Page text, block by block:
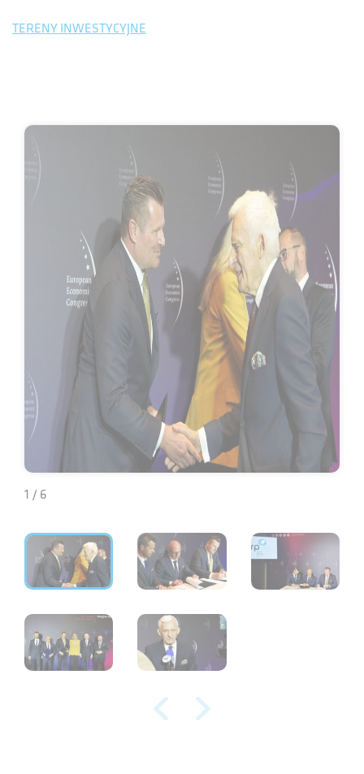
TERENY INWESTYCYJNE
1 / 6